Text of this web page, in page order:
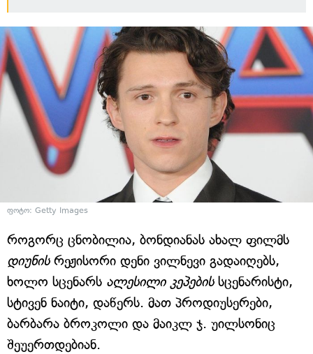
ფოტო: Getty Images
როგორც ცნობილია, ბონდიანას ახალ ფილმს
დიუნისრეჟისორი დენი ვილნევი გადაიღებს,
ხოლო სცენარს ალესილი კეპებისსცენარისტი,
სტივენ ნაიტი, დაწერს. მათ პროდიუსერები,
ბარბარა ბროკოლი და მაიკლ ჯ. უილსონიც
შეუერთდებიან.